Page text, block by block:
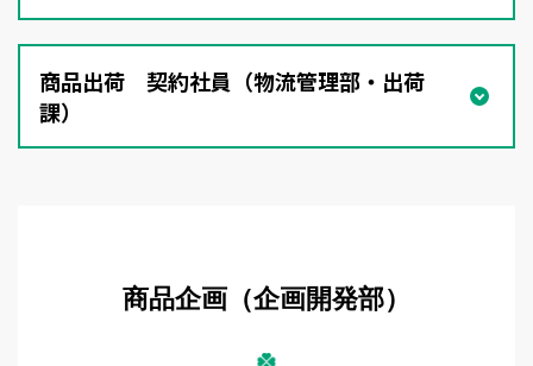
商品出荷 契約社員（物流管理部・出荷
課）
商品企画（企画開発部）